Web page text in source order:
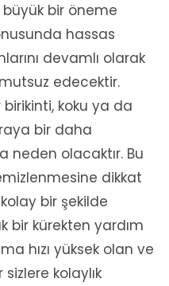
bir öneme
hassas
devamlı olarak
edecektir.
koku ya da
bir daha
neden olacaktır. Bu
dikkat
bir şekilde
bir kürekten yardım
hızı yüksek olan ve
kolaylık